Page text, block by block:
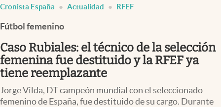
España
Cronista España Actualidad RFEF
Fútbol femenino
Caso Rubiales: el técnico de la selección
femenina fue destituido y la RFEF ya
tiene reemplazante
Jorge Vilda, DT campeón mundial con el seleccionado
femenino de España, fue destituido de su cargo. Durante